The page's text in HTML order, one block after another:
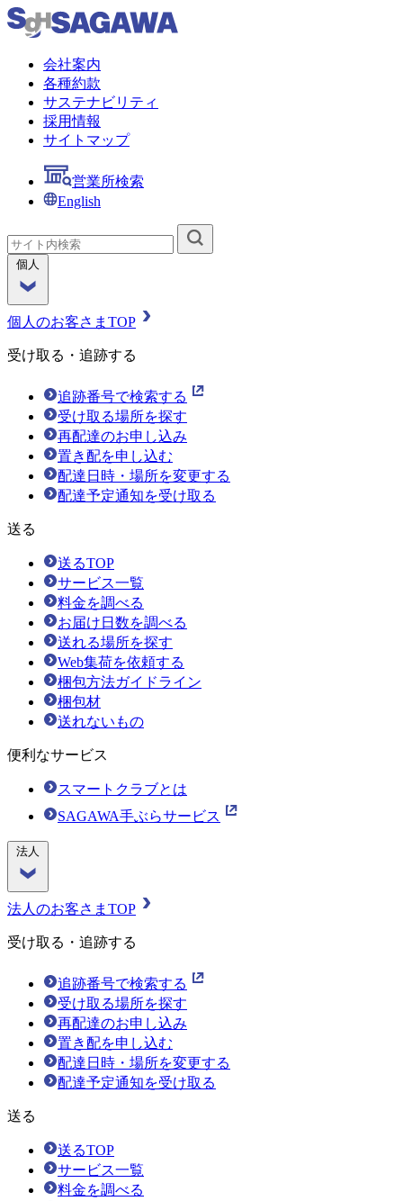
会社案内
各種約款
サステナビリティ
採用情報
サイトマップ
営業所検索
English
個人
個人のお客さまTOP
受け取る・追跡する
追跡番号で検索する
受け取る場所を探す
再配達のお申し込み
置き配を申し込む
配達日時・場所を変更する
配達予定通知を受け取る
送る
送るTOP
サービス一覧
料金を調べる
お届け日数を調べる
送れる場所を探す
Web集荷を依頼する
梱包方法ガイドライン
梱包材
送れないもの
便利なサービス
スマートクラブとは
SAGAWA手ぶらサービス
法人
法人のお客さまTOP
受け取る・追跡する
追跡番号で検索する
受け取る場所を探す
再配達のお申し込み
置き配を申し込む
配達日時・場所を変更する
配達予定通知を受け取る
送る
送るTOP
サービス一覧
料金を調べる